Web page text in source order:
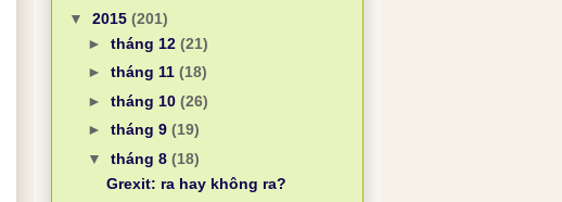
▼ 2015 (201)
► tháng 12 (21)
► tháng 11 (18)
► tháng 10 (26)
► tháng 9 (19)
▼ tháng 8 (18)
Grexit: ra hay không ra?